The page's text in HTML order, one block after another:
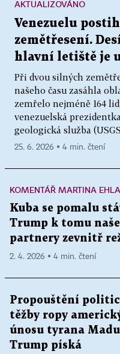
Venezuelu
zemětřesení.
hlavní letiště je
Při dvou silných
našeho času zasáhla
zemřelo nejméně 164
venezuelská
geologická služba
AKTUALIZOVÁNO
25. 6. 2026 ▪ 4 min. čtení
KOMENTÁŘ MARTINA EHLA
Kuba se pomalu
Trump k tomu
partnery zevnitř
2. 4. 2026 ▪ 4 min. čtení
Propouštění
těžby ropy
únosu tyrana
Trump píská